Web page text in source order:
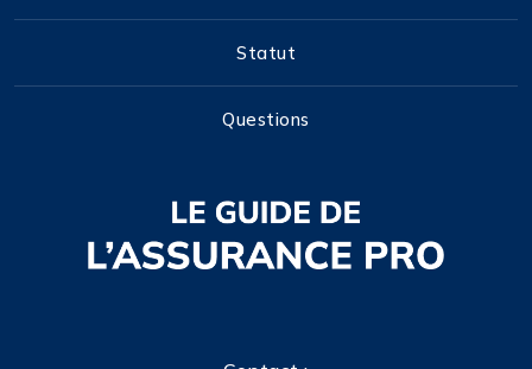
Statut
Questions